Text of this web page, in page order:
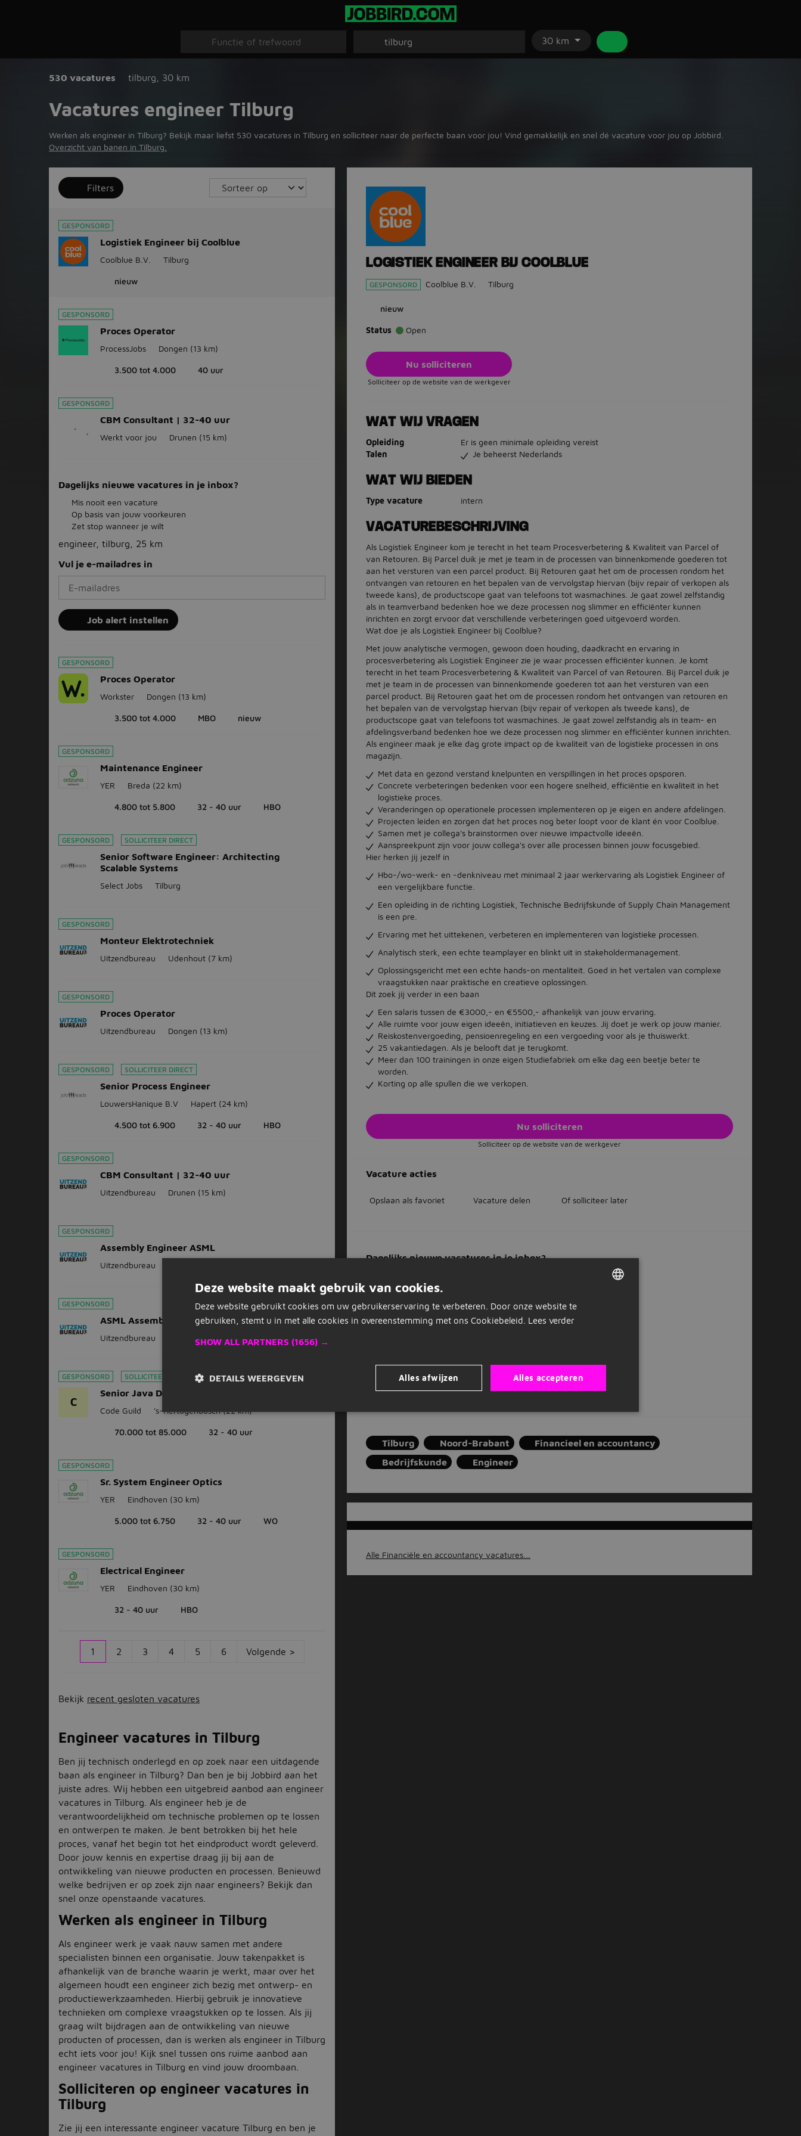
30 km
530 vacatures tilburg 30 km
Vacatures engineer Tilburg
Werken als engineer in Tilburg? Bekijk maar liefst 530 vacatures in Tilburg en solliciteer naar de perfecte baan voor jou! Vind gemakkelijk en snel dé vacature voor jou op Jobbird.
Overzicht van banen in Tilburg.
Filters
GESPONSORD
Logistiek Engineer bij Coolblue
Coolblue B.V. Tilburg
nieuw
GESPONSORD
Proces Operator
ProcessJobs Dongen (13 km)
3.500 tot 4.000 40 uur
GESPONSORD
CBM Consultant | 32-40 uur
Werkt voor jou Drunen (15 km)
Dagelijks nieuwe vacatures in je inbox?
Mis nooit een vacature
Op basis van jouw voorkeuren
Zet stop wanneer je wilt
engineer, tilburg, 25 km
Vul je e-mailadres in
Job alert instellen
GESPONSORD
Proces Operator
Workster Dongen (13 km)
3.500 tot 4.000 MBO nieuw
GESPONSORD
Maintenance Engineer
YER Breda (22 km)
4.800 tot 5.800 32 - 40 uur HBO
GESPONSORD SOLLICITEER DIRECT
Senior Software Engineer: Architecting
Scalable Systems
Select Jobs Tilburg
GESPONSORD
Monteur Elektrotechniek
Uitzendbureau Udenhout (7 km)
GESPONSORD
Proces Operator
Uitzendbureau Dongen (13 km)
GESPONSORD SOLLICITEER DIRECT
Senior Process Engineer
LouwersHanique B.V Hapert (24 km)
4.500 tot 6.900 32 - 40 uur HBO
GESPONSORD
CBM Consultant | 32-40 uur
Uitzendbureau Drunen (15 km)
GESPONSORD
Assembly Engineer ASML
Uitzendbureau
GESPONSORD
ASML Assembly Engineer
Uitzendbureau Oirschot (16 km)
GESPONSORD SOLLICITEER DIRECT
C
Senior Java Developer Den Bosch
Code Guild 's-Hertogenbosch (22 km)
70.000 tot 85.000 32 - 40 uur
GESPONSORD
Sr. System Engineer Optics
YER Eindhoven (30 km)
5.000 tot 6.750 32 - 40 uur WO
GESPONSORD
Electrical Engineer
YER Eindhoven (30 km)
32 - 40 uur HBO
1 2 3 4 5 6 Volgende >
Bekijk recent gesloten vacatures
Engineer vacatures in Tilburg
Ben jij technisch onderlegd en op zoek naar een uitdagende
baan als engineer in Tilburg? Dan ben je bij Jobbird aan het
juiste adres. Wij hebben een uitgebreid aanbod aan engineer
vacatures in Tilburg. Als engineer heb je de
verantwoordelijkheid om technische problemen op te lossen
en ontwerpen te maken. Je bent betrokken bij het hele
proces, vanaf het begin tot het eindproduct wordt geleverd.
Door jouw kennis en expertise draag jij bij aan de
ontwikkeling van nieuwe producten en processen. Benieuwd
welke bedrijven er op zoek zijn naar engineers? Bekijk dan
snel onze openstaande vacatures.
Werken als engineer in Tilburg
Als engineer werk je vaak nauw samen met andere
specialisten binnen een organisatie. Jouw takenpakket is
afhankelijk van de branche waarin je werkt, maar over het
algemeen houdt een engineer zich bezig met ontwerp- en
productiewerkzaamheden. Hierbij gebruik je innovatieve
technieken om complexe vraagstukken op te lossen. Als jij
graag wilt bijdragen aan de ontwikkeling van nieuwe
producten of processen, dan is werken als engineer in Tilburg
echt iets voor jou! Kijk snel tussen ons ruime aanbod aan
engineer vacatures in Tilburg en vind jouw droombaan.
Solliciteren op engineer vacatures in
Tilburg
Zie jij een interessante engineer vacature Tilburg en ben je
LOGISTIEK ENGINEER BIJ COOLBLUE
GESPONSORD Coolblue B.V. Tilburg
nieuw
Status Open
Nu solliciteren
Solliciteer op de website van de werkgever
WAT WIJ VRAGEN
Opleiding
Er is geen minimale opleiding vereist
Talen
Je beheerst Nederlands
WAT WIJ BIEDEN
Type vacature intern
VACATUREBESCHRIJVING
Als Logistiek Engineer kom je terecht in het team Procesverbetering & Kwaliteit van Parcel of
van Retouren. Bij Parcel duik je met je team in de processen van binnenkomende goederen tot
aan het versturen van een parcel product. Bij Retouren gaat het om de processen rondom het
ontvangen van retouren en het bepalen van de vervolgstap hiervan (bijv repair of verkopen als
tweede kans), de productscope gaat van telefoons tot wasmachines. Je gaat zowel zelfstandig
als in teamverband bedenken hoe we deze processen nog slimmer en efficiënter kunnen
inrichten en zorgt ervoor dat verschillende verbeteringen goed uitgevoerd worden.
Wat doe je als Logistiek Engineer bij Coolblue?
Met jouw analytische vermogen, gewoon doen houding, daadkracht en ervaring in
procesverbetering als Logistiek Engineer zie je waar processen efficiënter kunnen. Je komt
terecht in het team Procesverbetering & Kwaliteit van Parcel of van Retouren. Bij Parcel duik je
met je team in de processen van binnenkomende goederen tot aan het versturen van een
parcel product. Bij Retouren gaat het om de processen rondom het ontvangen van retouren en
het bepalen van de vervolgstap hiervan (bijv repair of verkopen als tweede kans), de
productscope gaat van telefoons tot wasmachines. Je gaat zowel zelfstandig als in team- en
afdelingsverband bedenken hoe we deze processen nog slimmer en efficiënter kunnen inrichten.
Als engineer maak je elke dag grote impact op de kwaliteit van de logistieke processen in ons
magazijn.
Met data en gezond verstand knelpunten en verspillingen in het proces opsporen.
Concrete verbeteringen bedenken voor een hogere snelheid, efficiëntie en kwaliteit in het
logistieke proces.
Veranderingen op operationele processen implementeren op je eigen en andere afdelingen.
Projecten leiden en zorgen dat het proces nog beter loopt voor de klant én voor Coolblue.
Samen met je collega's brainstormen over nieuwe impactvolle ideeën.
Aanspreekpunt zijn voor jouw collega's over alle processen binnen jouw focusgebied.
Hier herken jij jezelf in
Hbo-/wo-werk- en -denkniveau met minimaal 2 jaar werkervaring als Logistiek Engineer of
een vergelijkbare functie.
Een opleiding in de richting Logistiek, Technische Bedrijfskunde of Supply Chain Management
is een pre.
Ervaring met het uittekenen, verbeteren en implementeren van logistieke processen.
Analytisch sterk, een echte teamplayer en blinkt uit in stakeholdermanagement.
Oplossingsgericht met een echte hands-on mentaliteit. Goed in het vertalen van complexe
vraagstukken naar praktische en creatieve oplossingen.
Dit zoek jij verder in een baan
Een salaris tussen de €3000,- en €5500,- afhankelijk van jouw ervaring.
Alle ruimte voor jouw eigen ideeën, initiatieven en keuzes. Jij doet je werk op jouw manier.
Reiskostenvergoeding, pensioenregeling en een vergoeding voor als je thuiswerkt.
25 vakantiedagen. Als je belooft dat je terugkomt.
Meer dan 100 trainingen in onze eigen Studiefabriek om elke dag een beetje beter te
worden.
Korting op alle spullen die we verkopen.
Nu solliciteren
Solliciteer op de website van de werkgever
Vacature acties
Opslaan als favoriet Vacature delen Of solliciteer later
Dagelijks nieuwe vacatures in je inbox?
Op basis van jouw voorkeuren
engineer, tilburg, 25 km
Job alert instellen
Tilburg Noord-Brabant
Financieel en accountancy
Bedrijfskunde
Engineer
Alle Financiële en accountancy vacatures...
Deze website maakt gebruik van cookies.
Deze website gebruikt cookies om uw gebruikerservaring te verbeteren. Door onze website te
gebruiken, stemt u in met alle cookies in overeenstemming met ons Cookiebeleid. Lees verder
SHOW ALL PARTNERS (1656) →
Alles accepteren
Alles afwijzen
DETAILS WEERGEVEN